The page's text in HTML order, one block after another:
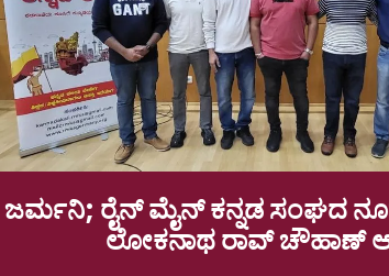
ಜರ್ಮನಿ; ರೈನ್ ಮೈನ್ ಕನ್ನಡ ಸಂಘದ
ಲೋಕನಾಥ ರಾವ್ ಚೌಹಾಣ್